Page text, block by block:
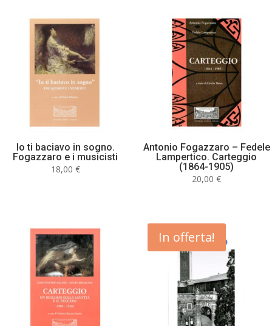
Io ti baciavo in sogno.
Fogazzaro e i musicisti
18,00 €
Antonio Fogazzaro – Fedele
Lampertico. Carteggio
(1864-1905)
20,00€
In offerta!